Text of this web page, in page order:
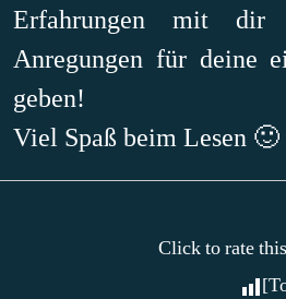
Erfahrungen mit
Anregungen für deine
geben!
Viel Spaß beim Lesen 🙂
Click to rate